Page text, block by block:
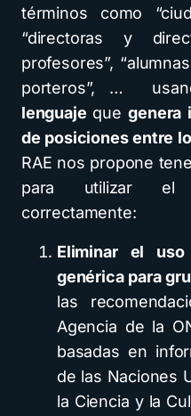
términos como
“directoras y
profesores”,
porteros”, …
lenguaje quegenera
de posiciones entre
RAE nos propone
para utilizar el
correctamente:
Eliminar el
genérica para
las
Agencia de la
basadas en
de las Naciones
la Ciencia y la